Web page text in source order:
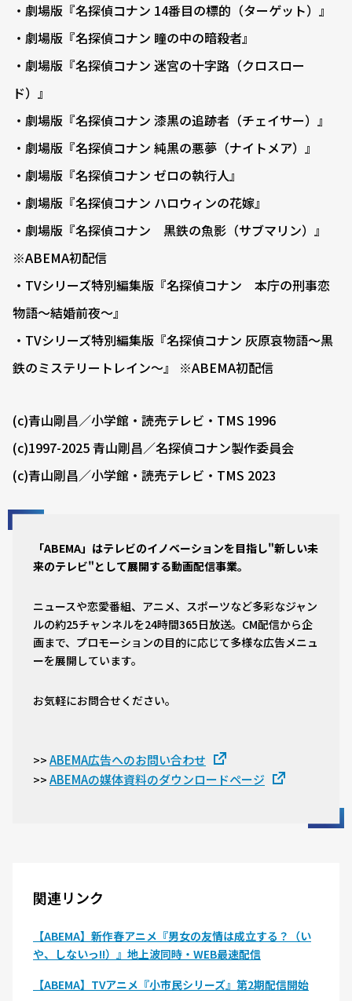
・劇場版『名探偵コナン 14番目の標的（ターゲット）』
・劇場版『名探偵コナン 瞳の中の暗殺者』
・劇場版『名探偵コナン 迷宮の十字路（クロスロー
ド）』
・劇場版『名探偵コナン 漆黒の追跡者（チェイサー）』
・劇場版『名探偵コナン 純黒の悪夢（ナイトメア）』
・劇場版『名探偵コナン ゼロの執行人』
・劇場版『名探偵コナン ハロウィンの花嫁』
・劇場版『名探偵コナン 黒鉄の魚影（サブマリン）』
※ABEMA初配信
・TVシリーズ特別編集版『名探偵コナン 本庁の刑事恋
物語〜結婚前夜〜』
・TVシリーズ特別編集版『名探偵コナン 灰原哀物語〜黒
鉄のミステリートレイン〜』 ※ABEMA初配信
(c)青山剛昌／小学館・読売テレビ・TMS 1996
(c)1997-2025 青山剛昌／名探偵コナン製作委員会
(c)青山剛昌／小学館・読売テレビ・TMS 2023
「ABEMA」はテレビのイノベーションを目指し"新しい未
来のテレビ"として展開する動画配信事業。
ニュースや恋愛番組、アニメ、スポーツなど多彩なジャン
ルの約25チャンネルを24時間365日放送。CM配信から企
画まで、プロモーションの目的に応じて多様な広告メニュ
ーを展開しています。
お気軽にお問合せください。
>> ABEMA広告へのお問い合わせ
>> ABEMAの媒体資料のダウンロードページ
関連リンク
【ABEMA】新作春アニメ『男女の友情は成立する？（い
や、しないっ!!）』地上波同時・WEB最速配信
【ABEMA】TVアニメ『小市民シリーズ』第2期配信開始